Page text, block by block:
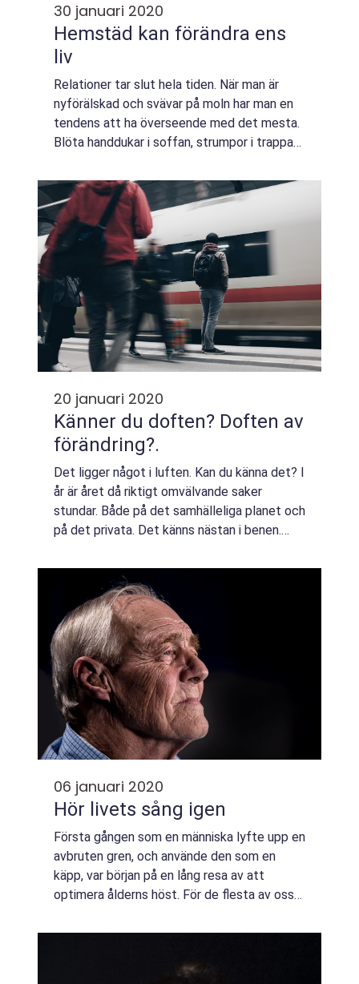
30 januari 2020
Hemstäd kan förändra ens
liv
Relationer tar slut hela tiden. När man är
nyförälskad och svävar på moln har man en
tendens att ha överseende med det mesta.
Blöta handdukar i soffan, strumpor i trappan
20 januari 2020
Känner du doften? Doften av
förändring?.
Det ligger något i luften. Kan du känna det? I
år är året då riktigt omvälvande saker
stundar. Både på det samhälleliga planet och
på det privata. Det känns nästan i benen.
06 januari 2020
Hör livets sång igen
Första gången som en människa lyfte upp en
avbruten gren, och använde den som en
käpp, var början på en lång resa av att
optimera ålderns höst. För de flesta av oss